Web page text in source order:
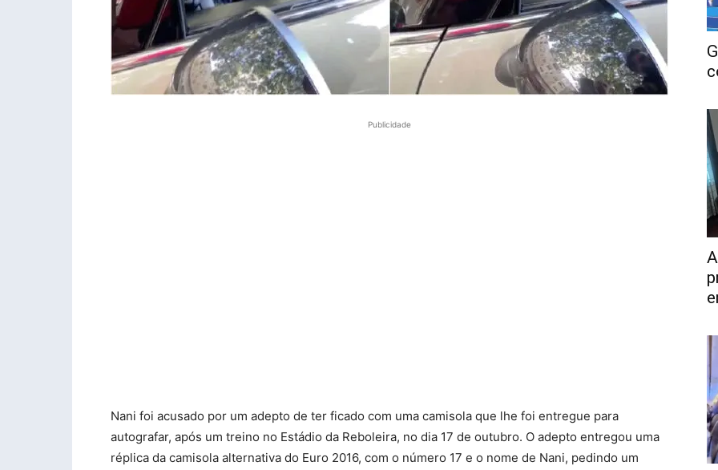
Publicidade
Nani foi acusado por um adepto de ter ficado com uma camisola que lhe foi entregue para
autografar, após um treino no Estádio da Reboleira, no dia 17 de outubro. O adepto entregou uma
réplica da camisola alternativa do Euro 2016, com o número 17 e o nome de Nani, pedindo um